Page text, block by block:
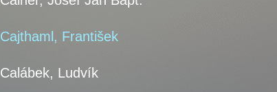
Cajthaml, František
Calábek, Ludvík